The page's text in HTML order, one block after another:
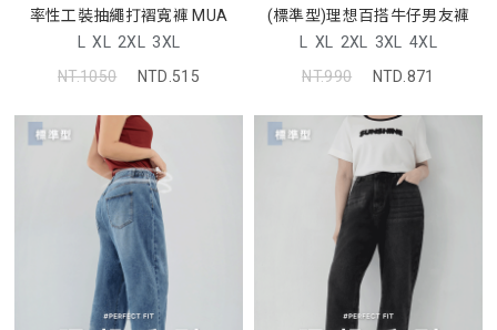
率性工裝抽繩打褶寬褲 MUA
L XL 2XL 3XL
NT.1050
NTD.515
(標準型)理想百搭牛仔男友褲
L XL 2XL 3XL 4XL
NT.990
NTD.871